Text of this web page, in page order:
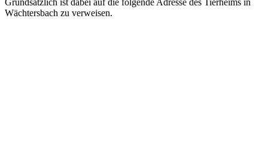
Wächtersbach zu verweisen.